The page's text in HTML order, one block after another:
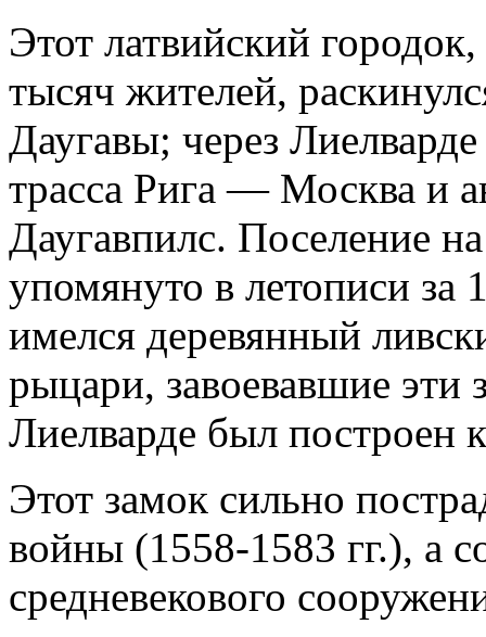
Этот латвийский
тысяч жителей,
Даугавы; через
трасса Рига — Москва и
Даугавпилс. Поселение
упомянуто в летописи за
имелся деревянный
рыцари, завоевавшие эти
Лиелварде был построен
Этот замок сильно
войны (1558-1583 гг.), а
средневекового